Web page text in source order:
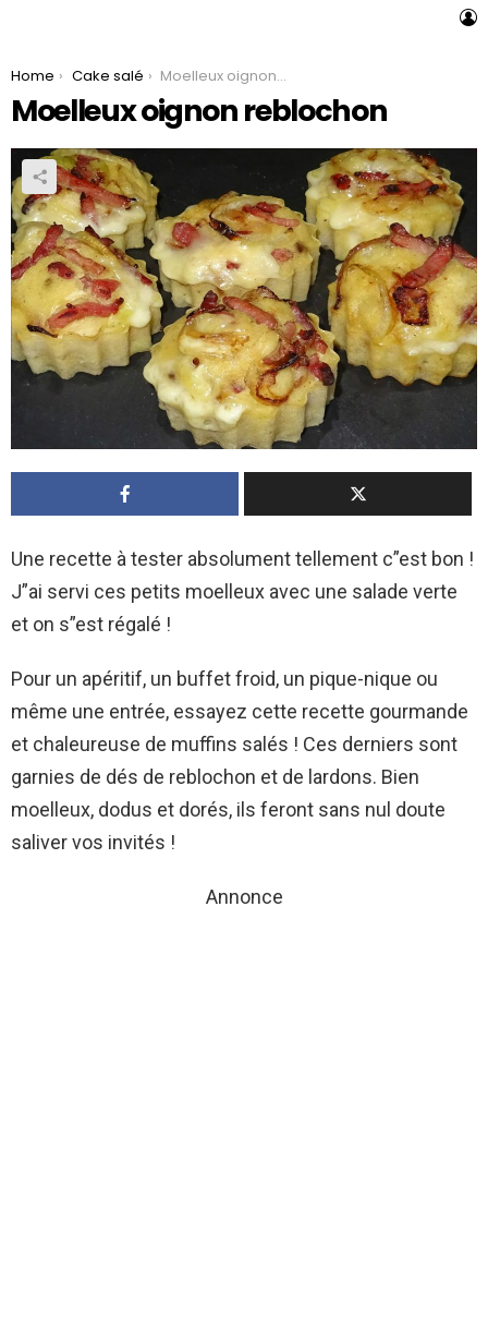
You are here:
Home Cake salé Moelleux oignon reblochon
Moelleux oignon reblochon
Une recette à tester absolument tellement c”est bon !
J”ai servi ces petits moelleux avec une salade verte
et on s”est régalé !
Pour un apéritif, un buffet froid, un pique-nique ou
même une entrée, essayez cette recette gourmande
et chaleureuse de muffins salés ! Ces derniers sont
garnies de dés de reblochon et de lardons. Bien
moelleux, dodus et dorés, ils feront sans nul doute
saliver vos invités !
Annonce